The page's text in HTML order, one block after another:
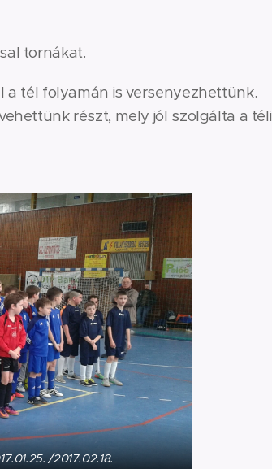
tornákat.
a tél folyamán is versenyezhettünk.
részt, mely jól szolgálta a téli
/2017.02.18.